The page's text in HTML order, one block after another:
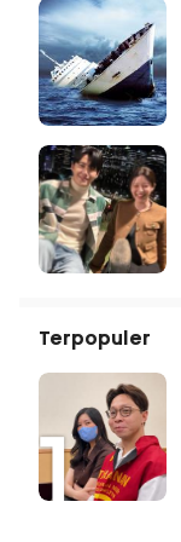
Terpopuler